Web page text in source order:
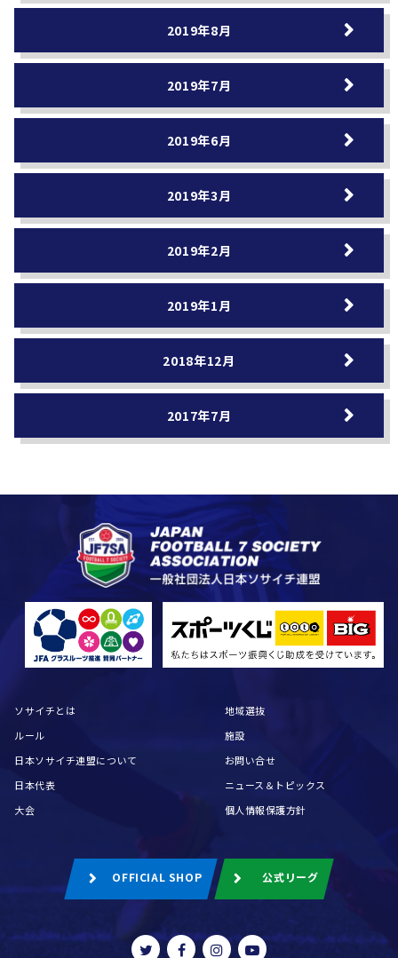
2019年8月
2019年7月
2019年6月
2019年3月
2019年2月
2019年1月
2018年12月
2017年7月
ソサイチとは
ルール
日本ソサイチ連盟について
日本代表
大会
地域選抜
施設
お問い合せ
ニュース＆トピックス
個人情報保護方針
OFFICIAL SHOP 公式リーグ